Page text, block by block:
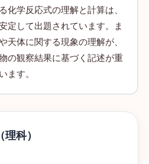
化学反応式の理解と計算は、
定して出題されています。ま
天体に関する現象の理解が、
の観察結果に基づく記述が重
ます。
科）